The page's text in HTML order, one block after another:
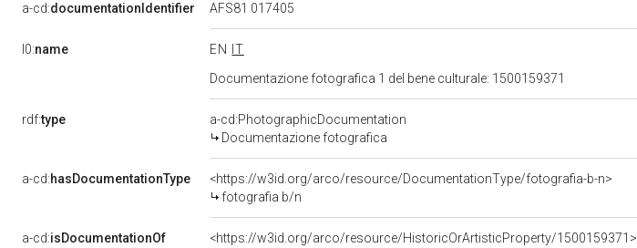
a-cd:documentationIdentifier AFS81 017405
l0:name EN
IT
Documentazione fotografica 1 del bene culturale: 1500159371
rdf:type
a-cd:PhotographicDocumentation
Documentazione fotografica
a-cd:hasDocumentationType
<https://w3id.org/arco/resource/DocumentationType/fotografia-b-n>
fotografia b/n
a-cd:isDocumentationOf
<https://w3id.org/arco/resource/HistoricOrArtisticProperty/1500159371>